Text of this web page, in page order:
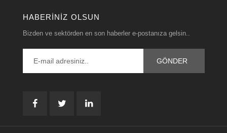
HABERINIZ OLSUN
Bizden ve sektörden en son haberler e-postanıza gelsin..